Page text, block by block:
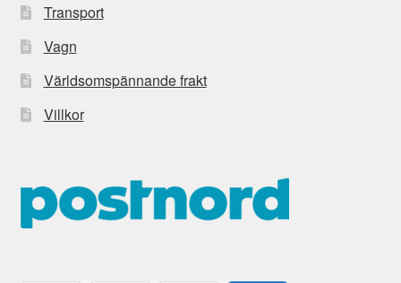
Transport
Vagn
Världsomspännande frakt
Villkor